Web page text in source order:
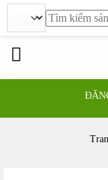
Tìm
kiếm: